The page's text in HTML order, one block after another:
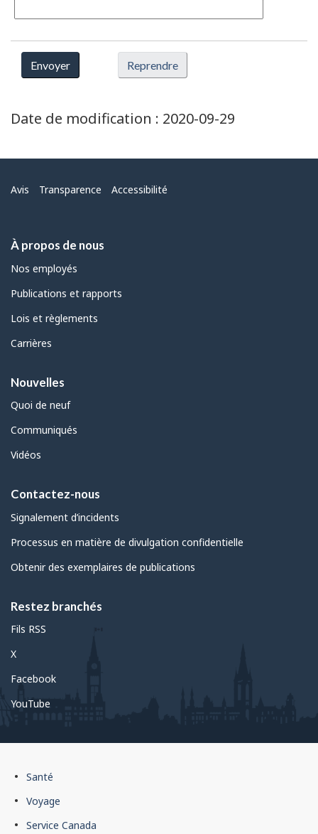
Date de modification : 2020-09-29
Menu
Avis Transparence Accessibilité
À propos de nous
Nos employés
Publications et rapports
Lois et règlements
Carrières
Nouvelles
Quoi de neuf
Communiqués
Vidéos
Contactez-nous
Signalement d’incidents
Processus en matière de divulgation confidentielle
Obtenir des exemplaires de publications
Restez branchés
Fils RSS
X
Facebook
YouTube
Pied
de
page
Santé
Voyage
Service Canada